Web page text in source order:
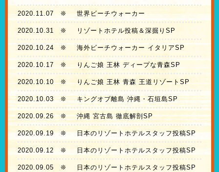
2020.11.07 ❊ 世界ビーチウォーカー
2020.10.31 ❊ リゾートホテル投稿＆深掘りSP
2020.10.24 ❊ 海外ビーチウォーカー イタリアSP
2020.10.17 ❊ りんご娘 王林 ディープな青森SP
2020.10.10 ❊ りんご娘 王林 青森 王道リゾートSP
2020.10.03❊ キングオブ離島 沖縄・石垣島SP
2020.09.26❊ 沖縄 宮古島 徹底解剖SP
2020.09.19 ❊ 日本のリゾートホテルスタッフ投稿SP
2020.09.12 ❊ 日本のリゾートホテルスタッフ投稿SP
2020.09.05 ❊ 日本のリゾートホテルスタッフ投稿SP